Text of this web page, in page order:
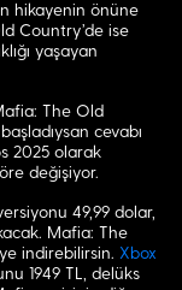
hikayenin önüne
Country’de ise
yaşayan
The Old
cevabı
2025 olarak
değişiyor.
49,99 dolar,
Mafia: The
indirebilirsin. Xbox
1949 TL, delüks